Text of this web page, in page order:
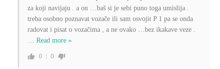
za koji navijaju . a on …baš si je sebi puno toga umislija .
treba osobno poznavat vozače ili sam osvojit P 1 pa se onda
radovat i pisat o vozačima , a ne ovako …bez ikakave veze .
… Read more »
0 0